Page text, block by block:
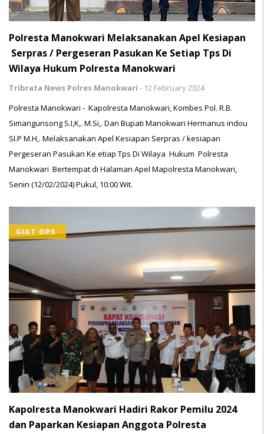
Polresta Manokwari Melaksanakan Apel Kesiapan
Serpras / Pergeseran Pasukan Ke Setiap Tps Di
Wilaya Hukum Polresta Manokwari
Tribrata News Polres Manokwari - 12 February 2024
Polresta Manokwari - Kapolresta Manokwari, Kombes Pol. R.B.
Simangunsong S.I,K,. M.Si,. Dan Bupati Manokwari Hermanus indou
SI.P M.H,. Melaksanakan Apel Kesiapan Serpras / kesiapan
Pergeseran Pasukan Ke etiap Tps Di Wilaya Hukum Polresta
Manokwari Bertempat di Halaman Apel Mapolresta Manokwari,
Senin (12/02/2024) Pukul, 10:00 Wit.
GIAT OPS
Kapolresta Manokwari Hadiri Rakor Pemilu 2024
dan Paparkan Kesiapan Anggota Polresta